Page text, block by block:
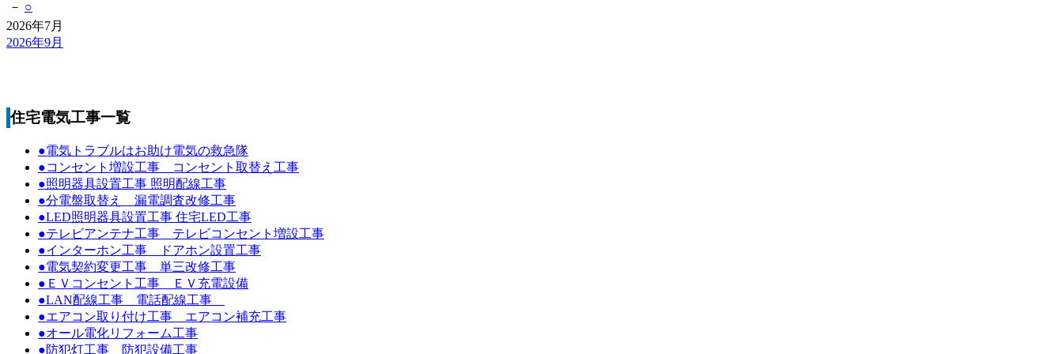
－ ○
2026年7月
2026年9月
住宅電気工事一覧
●電気トラブルはお助け電気の救急隊
●コンセント増設工事 コンセント取替え工事
●照明器具設置工事 照明配線工事
●分電盤取替え 漏電調査改修工事
●LED照明器具設置工事 住宅LED工事
●テレビアンテナ工事 テレビコンセント増設工事
●インターホン工事 ドアホン設置工事
●電気契約変更工事 単三改修工事
●ＥＶコンセント工事 ＥＶ充電設備
●LAN配線工事 電話配線工事
●エアコン取り付け工事 エアコン補充工事
●オール電化リフォーム工事
●防犯灯工事 防犯設備工事